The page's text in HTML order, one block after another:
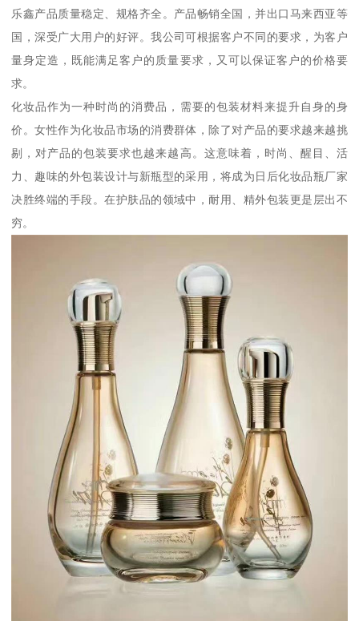
乐鑫产品质量稳定、规格齐全。产品畅销全国，并出口马来西亚等
国，深受广大用户的好评。我公司可根据客户不同的要求，为客户
量身定造，既能满足客户的质量要求，又可以保证客户的价格要
求。
化妆品作为一种时尚的消费品，需要的包装材料来提升自身的身
价。女性作为化妆品市场的消费群体，除了对产品的要求越来越挑
剔，对产品的包装要求也越来越高。这意味着，时尚、醒目、活
力、趣味的外包装设计与新瓶型的采用，将成为日后化妆品瓶厂家
决胜终端的手段。在护肤品的领域中，耐用、精外包装更是层出不
穷。